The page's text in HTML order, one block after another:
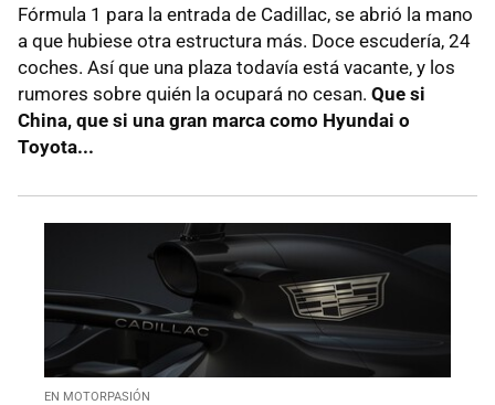
Fórmula 1 para la entrada de Cadillac, se abrió la mano
a que hubiese otra estructura más. Doce escudería, 24
coches. Así que una plaza todavía está vacante, y los
rumores sobre quién la ocupará no cesan. Que si
China, que si una gran marca como Hyundai o
Toyota...
EN MOTORPASIÓN